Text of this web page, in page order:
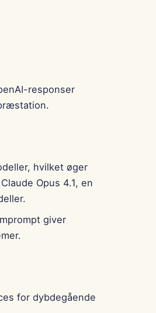
responser
hvilket øger
Opus 4.1, en
giver
for dybdegående